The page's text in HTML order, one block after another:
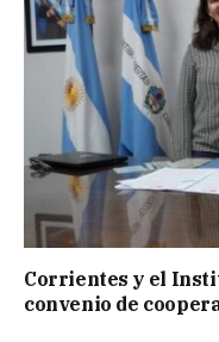
Corrientes y el
convenio de